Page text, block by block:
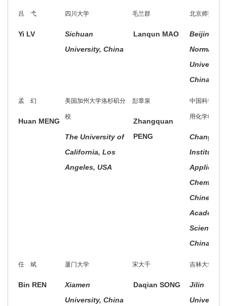
吕 弋
Yi LV
四川大学
Sichuan
University, China
毛兰群
Lanqun MAO
北京师范大学
Beijing
Normal
University,
China
孟 幻
Huan MENG
美国加州大学洛杉矶分
校
The University of
California, Los
Angeles, USA
彭章泉
Zhangquan
PENG
中国科学院
用化学研究所
Institute of
Applied
Chemistry,
Chinese
Academy
Sciences,
China
任 斌
Bin REN
厦门大学
Xiamen
University, China
宋大千
Daqian SONG
吉林大学
Jilin
University,